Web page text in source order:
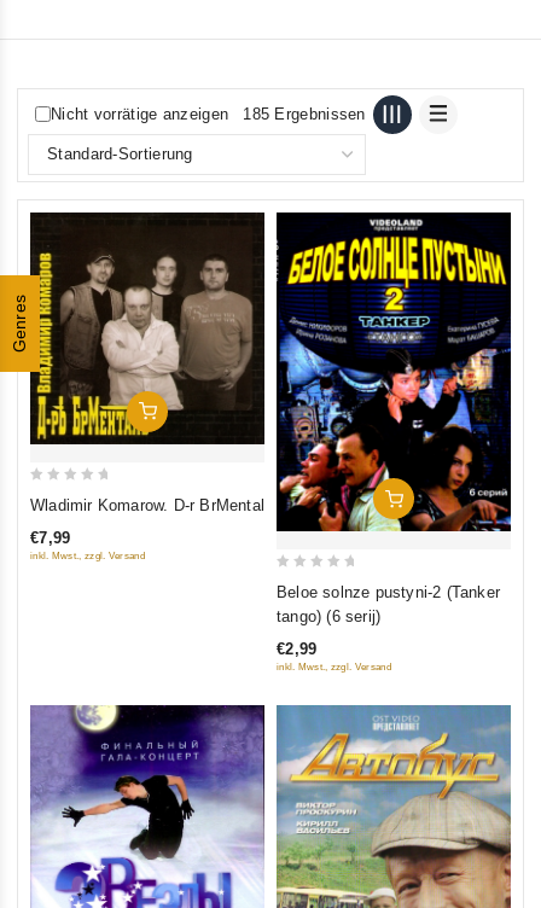
Genres
Nicht vorrätige anzeigen 185 Ergebnissen
In Den Warenkorb
of
Wladimir Komarow. D-r BrMental
€7,99
inkl. Mwst., zzgl. Versand
In Den Warenkorb
5
Beloe solnze pustyni-2 (Tanker
tango) (6 serij)
€2,99
inkl. Mwst., zzgl. Versand